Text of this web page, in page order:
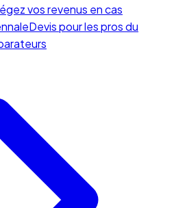
vos revenus en cas
Devis pour les pros du